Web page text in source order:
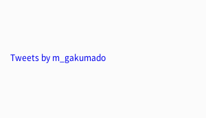
Tweets by m_gakumado